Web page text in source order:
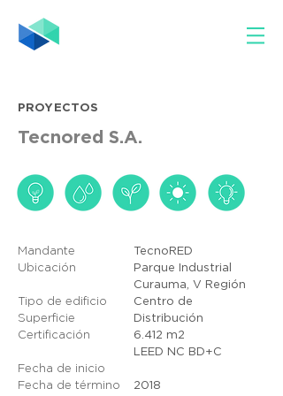
PROYECTOS
Tecnored S.A.
Mandante
Ubicación
Tipo de edificio
Superficie
Certificación
Fecha de inicio
Fecha de término
TecnoRED
Parque Industrial
Curauma, V Región
Centro de
Distribución
6.412 m2
LEED NC BD+C
2018